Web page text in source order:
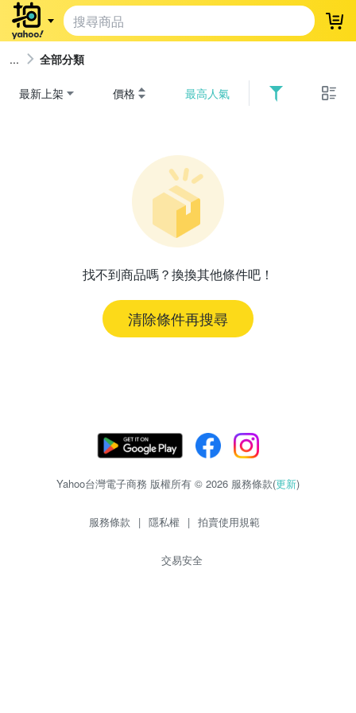
登
全部分類
最新上架 價格 最高人氣
找不到商品嗎？換換其他條件吧！
清除條件再搜尋
Yahoo台灣電子商務 版權所有 © 2026 服務條款(更新)
服務條款 | 隱私權 | 拍賣使用規範
交易安全